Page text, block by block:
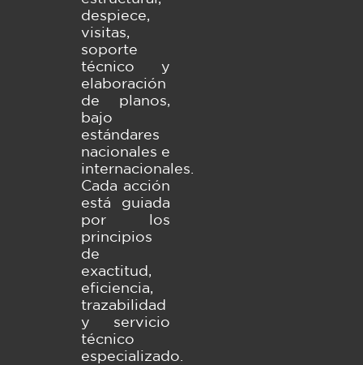
despiece,
visitas,
soporte
técnico y
elaboración
de planos,
bajo
estándares
nacionales e
internacionales.
Cada acción
está guiada
por los
principios
de
exactitud,
eficiencia,
trazabilidad
y servicio
técnico
especializado.